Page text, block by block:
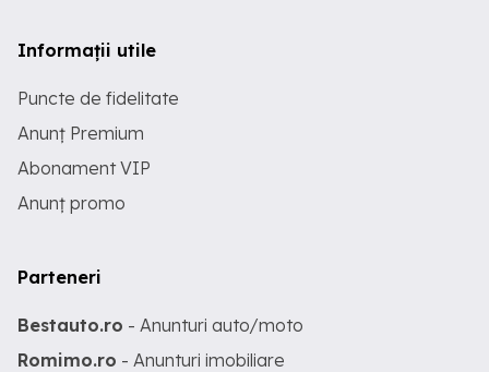
Informații utile
Puncte de fidelitate
Anunț Premium
Abonament VIP
Anunț promo
Parteneri
Bestauto.ro - Anunturi auto/moto
Romimo.ro - Anunturi imobiliare